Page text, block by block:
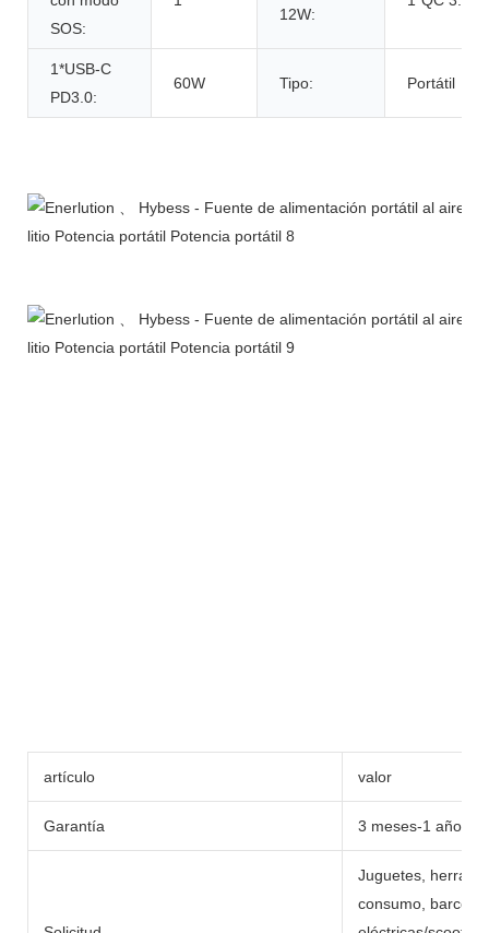
SOS:
12W:
1*USB-C
PD3.0:
60W Tipo: Portátil
artículo valor
Garantía 3 meses-1 año
Juguetes,
consumo, barcos,